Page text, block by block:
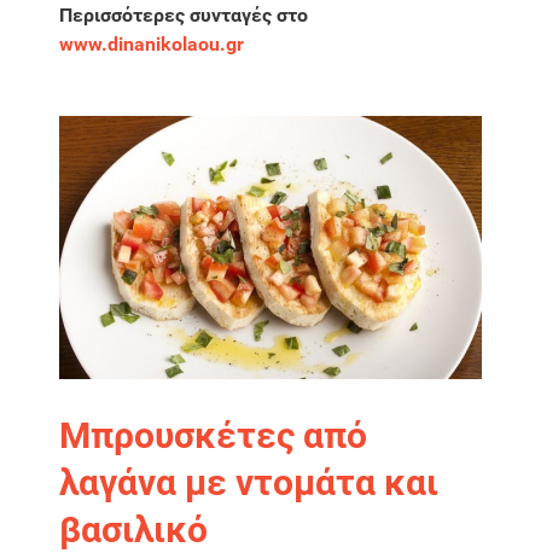
Περισσότερες συνταγές στο
www.dinanikolaou.gr
Μπρουσκέτες από
λαγάνα με ντομάτα και
βασιλικό